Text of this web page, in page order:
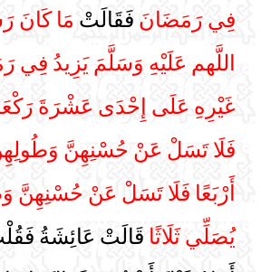
فِي رَمَضَانَ فَقَالَتْ مَا كَانَ
اللَّهم عَلَيْهِ وَسَلَّمَ يَزِيدُ فِي
غَيْرِهِ عَلَى إِحْدَى عَشْرَةَ
فَلَا تَسَلْ عَنْ حُسْنِهِنَّ
أَرْبَعًا فَلَا تَسَلْ عَنْ حُسْنِهِنَّ
يُصَلِّي ثَلَاثًا قَالَتْ عَائِشَةُ